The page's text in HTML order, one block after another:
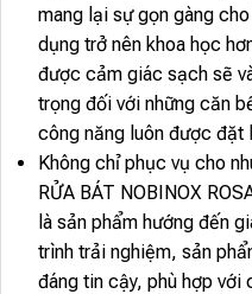
mang lại sự gọn gàng
dụng trở nên khoa học
được cảm giác sạch sẽ
trọng đối với những căn
công năng luôn được đặt
Không chỉ phục vụ cho
RỬA BÁT NOBINOX
là sản phẩm hướng đến
trình trải nghiệm, sản
đáng tin cậy, phù hợp với